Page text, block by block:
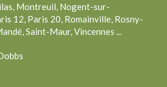
Montreuil, Nogent-sur-
12, Paris 20, Romainville, Rosny-
Saint-Maur, Vincennes ...